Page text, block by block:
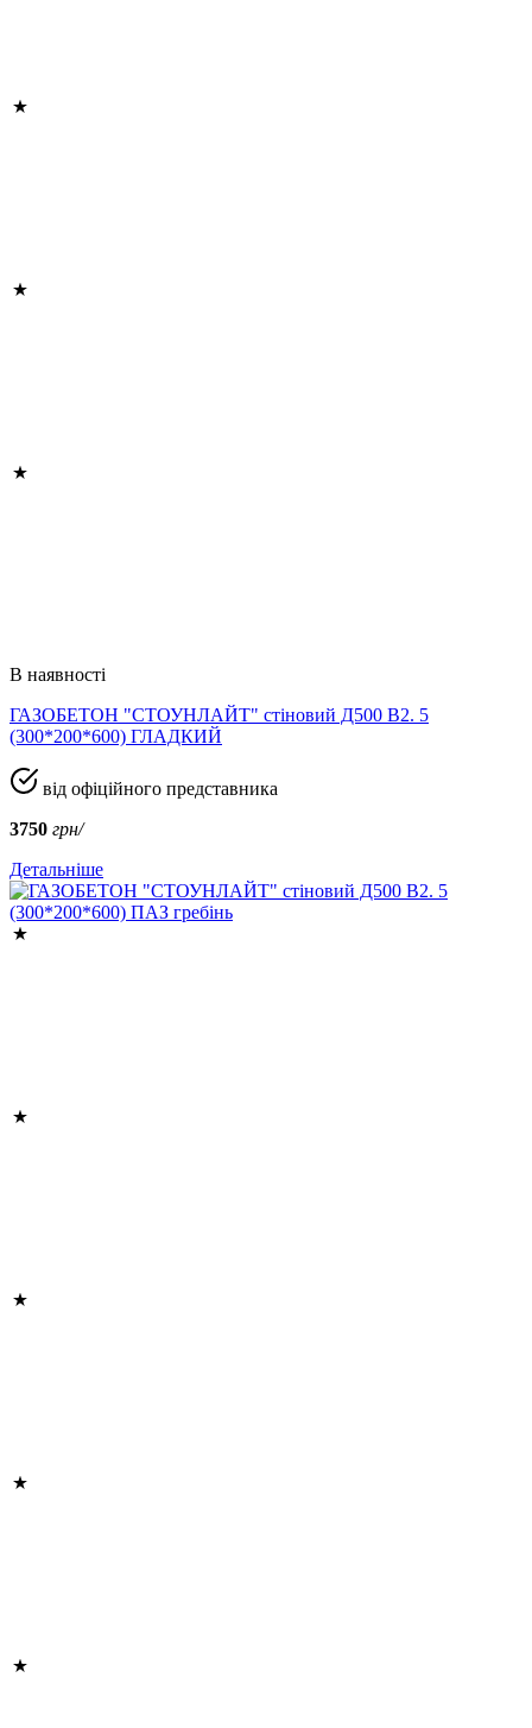
В наявності
ГАЗОБЕТОН "СТОУНЛАЙТ" стіновий Д500 В2. 5
(300*200*600) ГЛАДКИЙ
від офіційного представника
3750 грн/
Детальніше